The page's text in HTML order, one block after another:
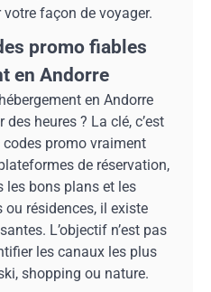
façon de voyager.
promo fiables
en Andorre
en Andorre
heures ? La clé, c’est
promo vraiment
de réservation,
les bons plans et les
résidences, il existe
L’objectif n’est pas
les canaux les plus
shopping ou nature.